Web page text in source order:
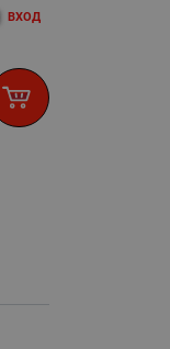
ВХОД